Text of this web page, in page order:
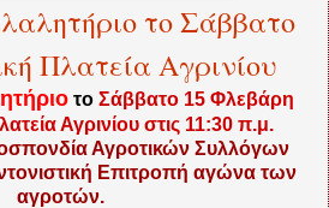
το Σάββατο
Πλατεία Αγρινίου
το Σάββατο 15 Φλεβάρη
Αγρινίου στις 11:30 π.μ.
Αγροτικών Συλλόγων
Επιτροπή αγώνα των
αγροτών.